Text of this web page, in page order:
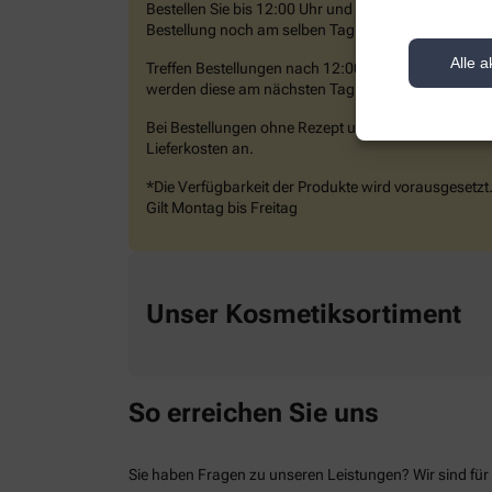
Alle
Bestellen Sie bis 12:00 Uhr und Sie erhalten Ihre
Bestellung noch am selben Tag.*
Treffen Bestellungen nach 12:00 Uhr bei uns ein,
werden diese am nächsten Tag zugestellt.*
Bei Bestellungen ohne Rezept unter 19€ fallen 2,95€
Lieferkosten an.
*Die Verfügbarkeit der Produkte wird vorausgesetzt.
Gilt Montag bis Freitag
Unser Kosmetiksortiment
So erreichen Sie uns
Sie haben Fragen zu unseren Leistungen? Wir sind für